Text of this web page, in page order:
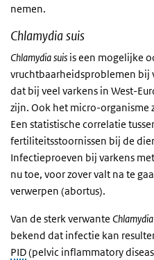
nemen.
Chlamydia suis
Chlamydia suis is een mogelijke
vruchtbaarheidsproblemen bij
dat bij veel varkens in West-
zijn. Ook het micro-organisme
Een statistische correlatie
fertiliteitsstoornissen bij de
Infectieproeven bij varkens met
nu toe, voor zover valt na te
verwerpen (abortus).
Van de sterk verwante
bekend dat infectie kan
PID(pelvic inflammatory